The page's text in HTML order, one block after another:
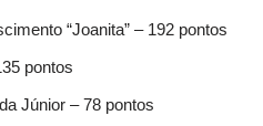
“Joanita” – 192 pontos
pontos
Júnior – 78 pontos